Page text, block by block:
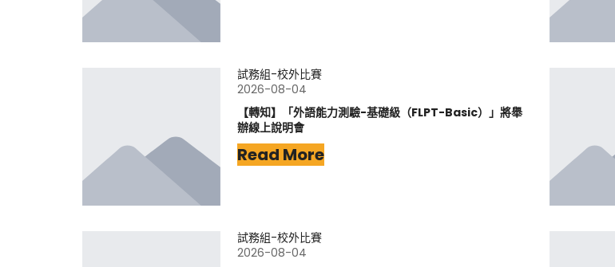
試務組-校外比賽
2026-08-04
【轉知】「外語能力測驗-基礎級（FLPT-Basic）」將舉
辦線上說明會
Read More
試務組-校外比賽
2026-08-04